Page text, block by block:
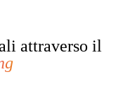
attraverso il